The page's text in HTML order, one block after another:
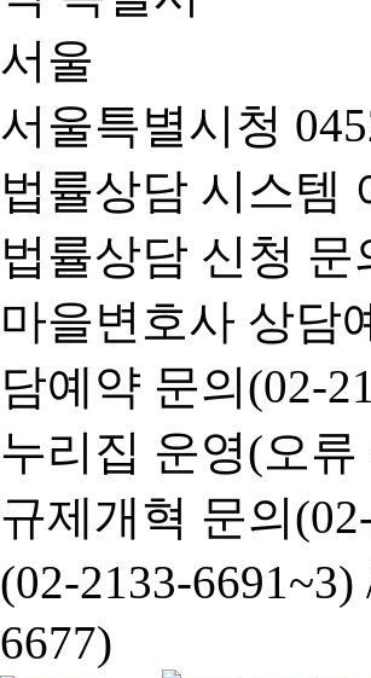
서울특별시청
법률상담 시스템
법률상담 신청 문
마을변호사 상담
담예약 문의(02-
누리집 운영(오류
규제개혁 문의
(02-2133-6691~3)
6677)